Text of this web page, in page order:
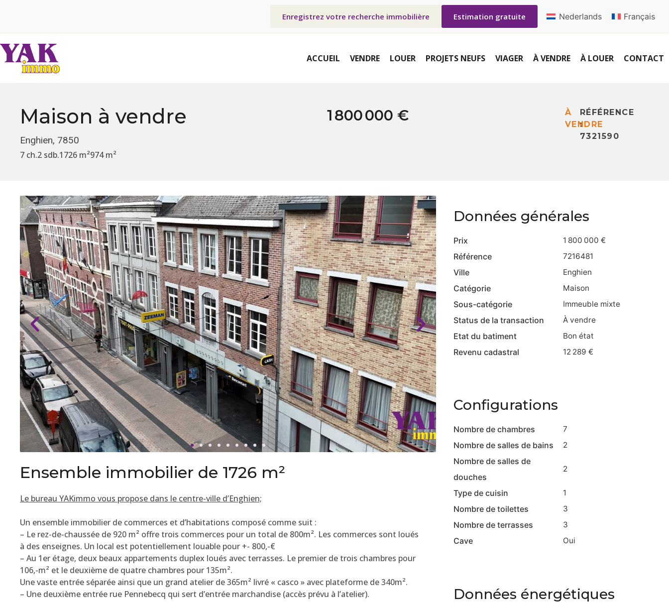
Enregistrez votre recherche immobilière Estimation gratuite Nederlands Français
ACCUEIL VENDRE LOUER PROJETS NEUFS VIAGER À VENDRE À LOUER CONTACT
Maison à vendre
Enghien, 7850
7 ch.2 sdb.1726 m²974 m²
1 800 000 €
À
VENDRE
RÉFÉRENCE
:
7321590
Ensemble immobilier de 1726 m²
Le bureau YAKimmo vous propose dans le centre-ville d’Enghien;
Un ensemble immobilier de commerces et d’habitations composé comme suit :
– Le rez-de-chaussée de 920 m² offre trois commerces pour un total de 800m². Les commerces sont loués
à des enseignes. Un local est potentiellement louable pour +- 800,-€
– Au 1er étage, deux beaux appartements duplex loués avec terrasses. Le premier de trois chambres pour
106,-m² et le deuxième de quatre chambres pour 135m².
Une vaste entrée séparée ainsi que un grand atelier de 365m² livré « casco » avec plateforme de 340m².
– Une deuxième entrée rue Pennebecq qui sert d’entrée marchandise (accès prévu à l’atelier).
Données générales
Prix 1 800 000 €
Référence 7216481
Ville Enghien
Catégorie Maison
Sous-catégorie Immeuble mixte
Status de la transaction À vendre
Etat du batiment Bon état
Revenu cadastral 12 289 €
Configurations
Nombre de chambres 7
Nombre de salles de bains 2
Nombre de salles de
douches
2
Type de cuisin 1
Nombre de toilettes 3
Nombre de terrasses 3
Cave Oui
Données énergétiques